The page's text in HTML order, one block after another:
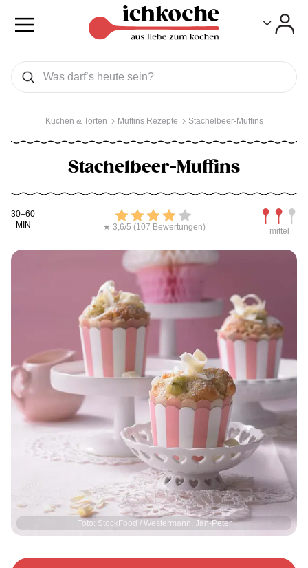
Was wollen Sie suchen
Suchen
Kuchen & Torten Muffins Rezepte Stachelbeer-Muffins
Stachelbeer-Muffins
Kochdauer
30–60
MIN
Bewerten
★ 3,6/5 (107 Bewertungen) mittel
Foto: StockFood / Westermann, Jan-Peter